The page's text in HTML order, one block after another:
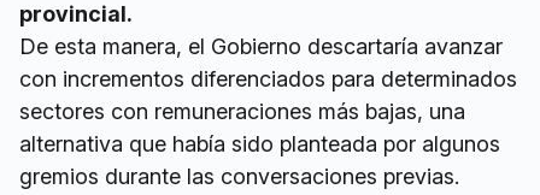
provincial.
De esta manera, el Gobierno descartaría avanzar
con incrementos diferenciados para determinados
sectores con remuneraciones más bajas, una
alternativa que había sido planteada por algunos
gremios durante las conversaciones previas.